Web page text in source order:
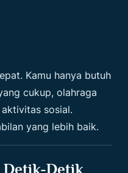
Kamu hanya butuh
cukup, olahraga
sosial.
yang lebih baik.
Detik-Detik